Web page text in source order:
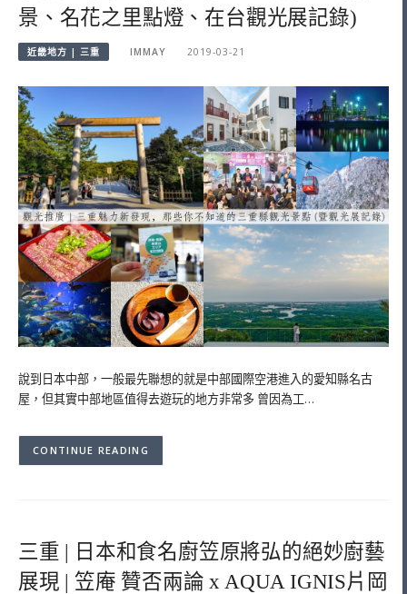
景、名花之里點燈、在台觀光展記錄)
近畿地方 | 三重 IMMAY 2019-03-21
說到日本中部，一般最先聯想的就是中部國際空港進入的愛知縣名古
屋，但其實中部地區值得去遊玩的地方非常多 曾因為工…
CONTINUE READING
三重 | 日本和食名廚笠原將弘的絕妙廚藝
展現 | 笠庵 贊否兩論 x AQUA IGNIS片岡